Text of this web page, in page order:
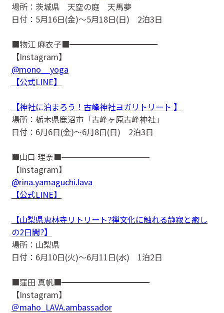
場所：茨城県 天空の庭 天馬夢
日付：5月16日(金)〜5月18日(日) 2泊3日
■物江 麻衣子■━━━━━━━━━━━
【Instagram】
@mono__yoga
【公式LINE】
【神社に泊まろう！古峰神社ヨガリトリート 】
場所：栃木県鹿沼市「古峰ヶ原古峰神社」
日付：6月6日(金)〜6月8日(日) 2泊3日
■山口 理奈■━━━━━━━━━━━
【Instagram】
@rina.yamaguchi.lava
【公式LINE】
【山梨県恵林寺リトリート?禅文化に触れる静寂と癒し
の2日間?】
場所：山梨県
日付：6月10日(火)〜6月11日(水) 1泊2日
■窪田 真帆■━━━━━━━━━━━
【Instagram】
＠maho_LAVA.ambassador